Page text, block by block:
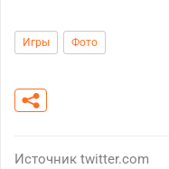
Игры Фото
Источник twitter.com